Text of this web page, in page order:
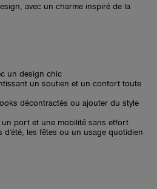
avec un charme inspiré de la
un design chic
un soutien et un confort toute
décontractés ou ajouter du style
port et une mobilité sans effort
d'été, les fêtes ou un usage quotidien